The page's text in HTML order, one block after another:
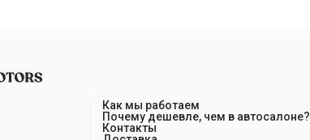
Как мы работаем
Почему дешевле, чем в автосалоне?
Контакты